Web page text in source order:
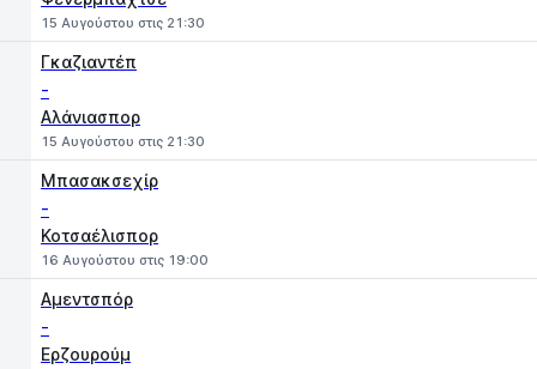
15 Αυγούστου στις 21:30
Γκαζιαντέπ
-
Αλάνιασπορ
15 Αυγούστου στις 21:30
Μπασακσεχίρ
-
Κοτσαέλισπορ
16 Αυγούστου στις 19:00
Αμεντσπόρ
-
Ερζουρούμ